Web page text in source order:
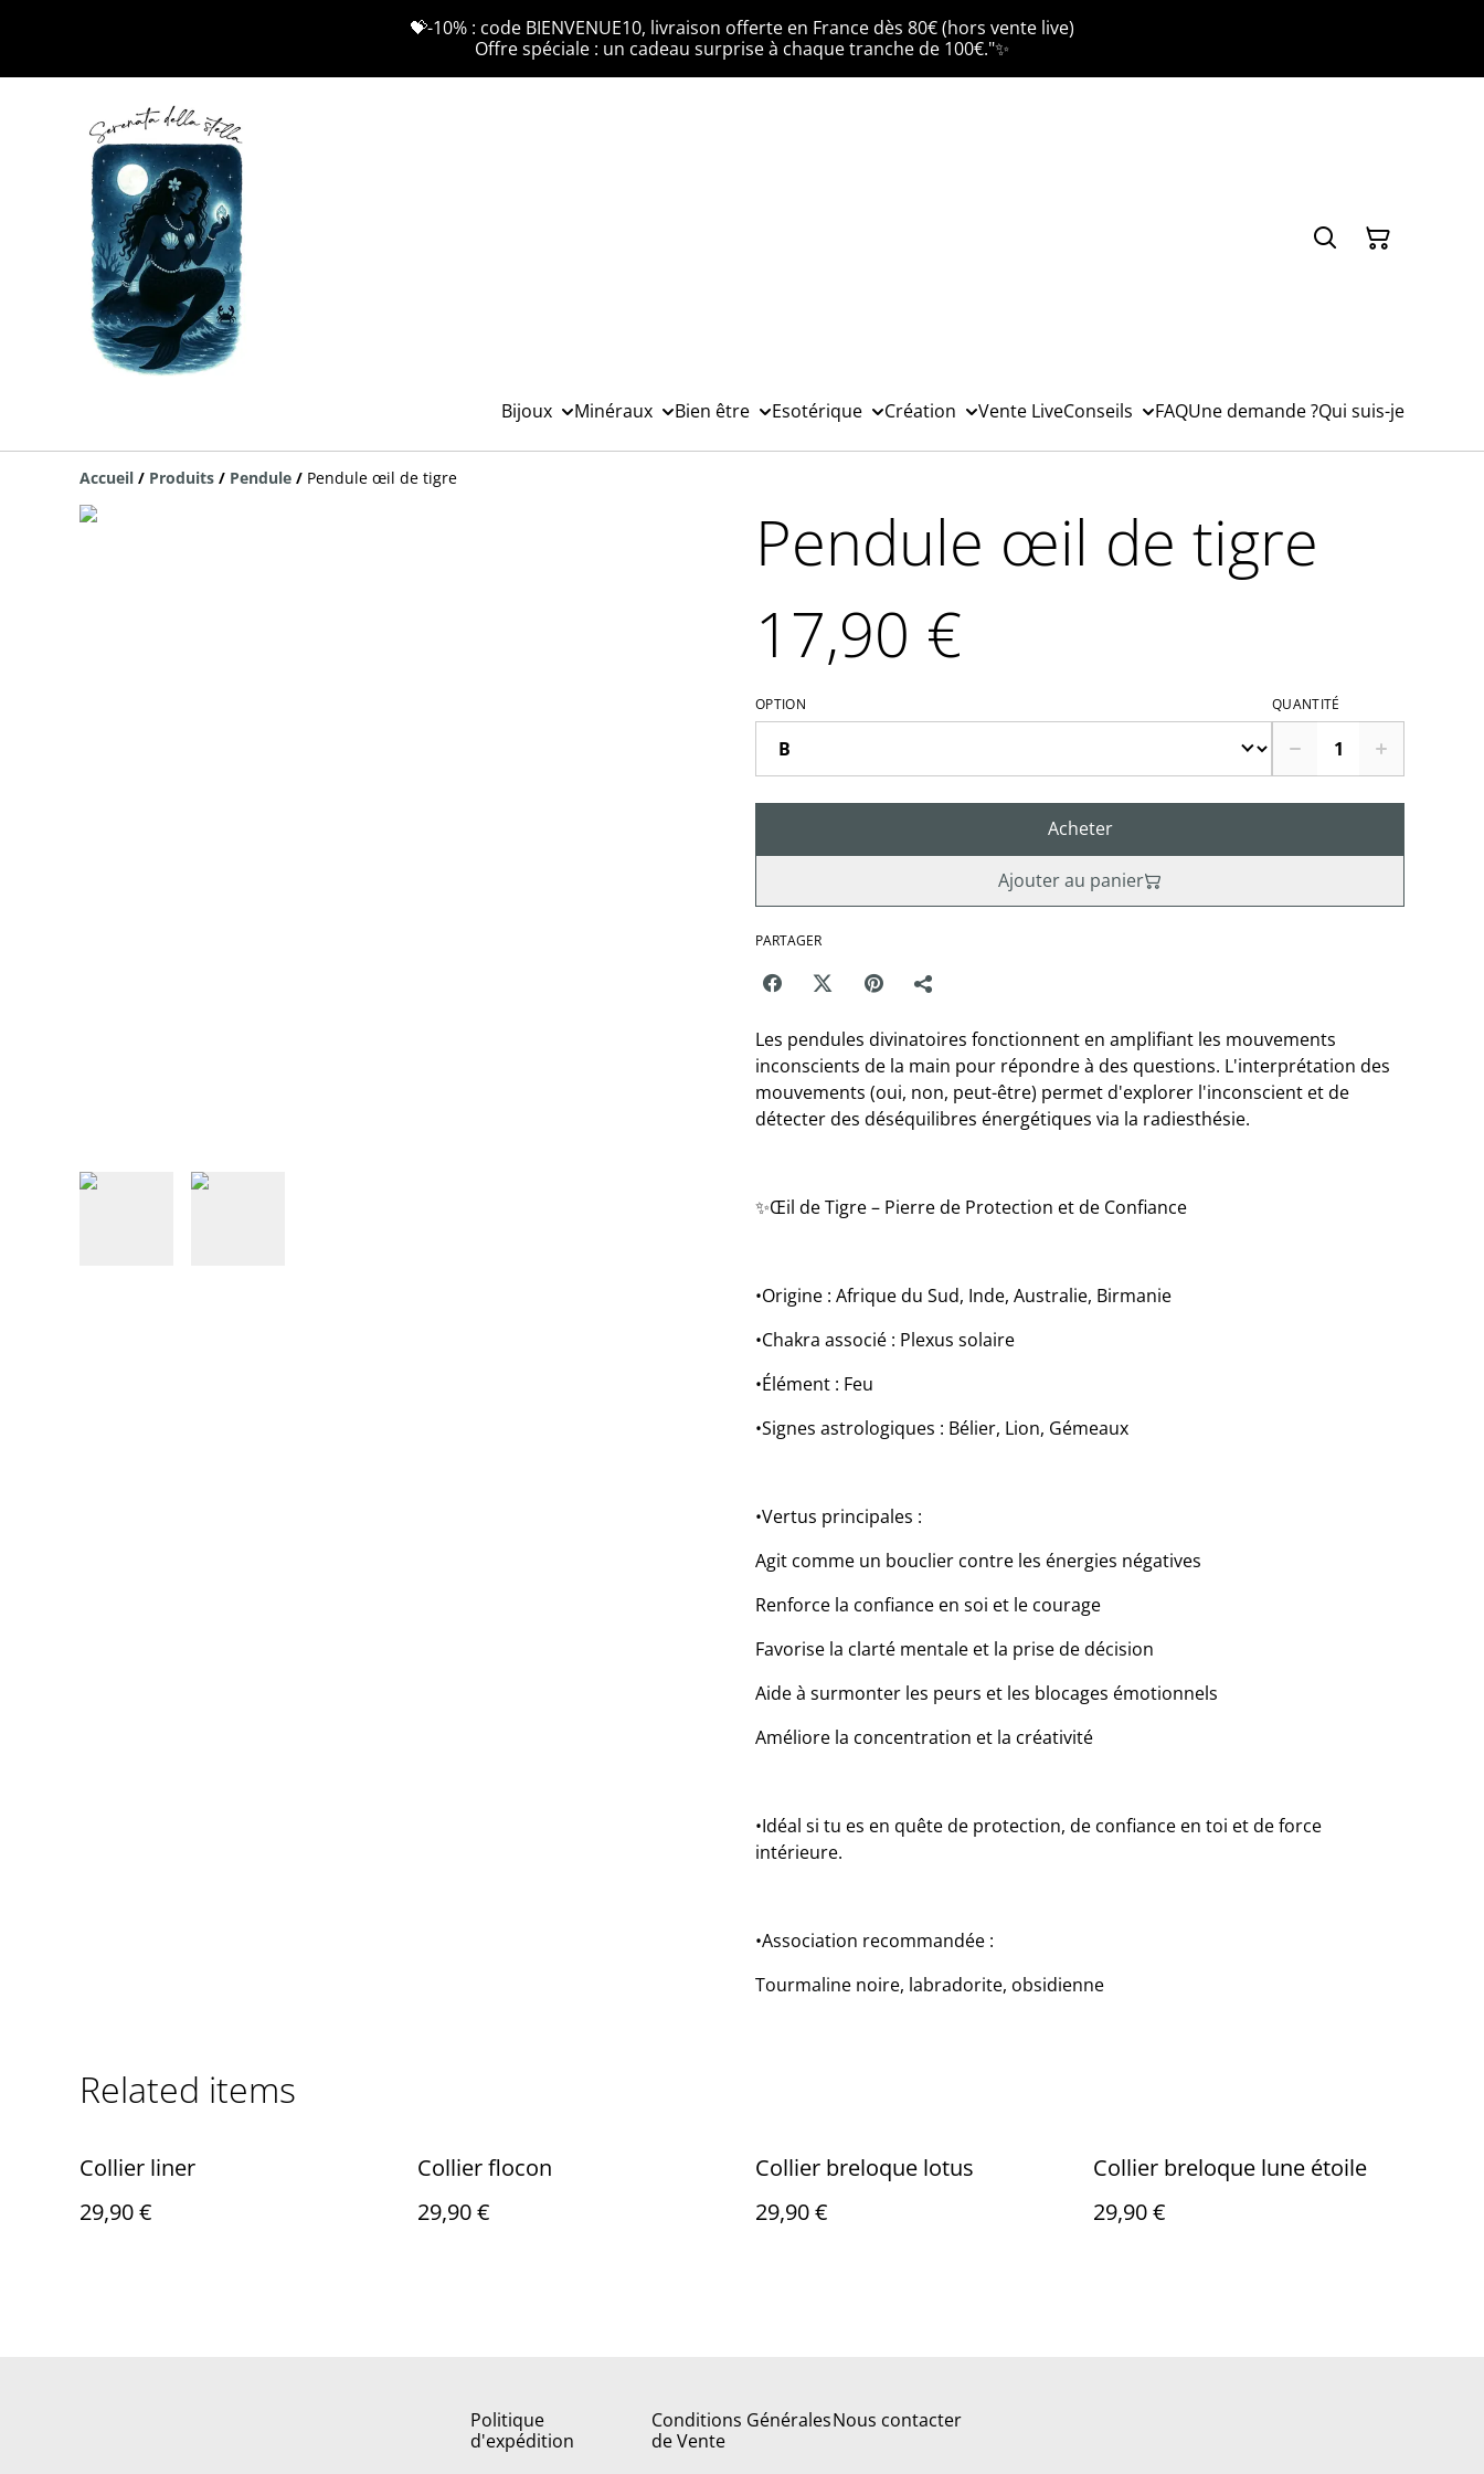
💝-10% : code BIENVENUE10, livraison offerte en France dès 80€ (hors vente live)
Offre spéciale : un cadeau surprise à chaque tranche de 100€."✨
Bijoux Minéraux Bien être Esotérique Création Vente LiveConseils FAQUne demande ?Qui suis-je
Accueil / Produits / Pendule / Pendule œil de tigre
Pendule œil de tigre
17,90 €
OPTION QUANTITÉ
Acheter
Ajouter au panier
PARTAGER
Les pendules divinatoires fonctionnent en amplifiant les mouvements
inconscients de la main pour répondre à des questions. L'interprétation des
mouvements (oui, non, peut-être) permet d'explorer l'inconscient et de
détecter des déséquilibres énergétiques via la radiesthésie.
✨Œil de Tigre – Pierre de Protection et de Confiance
•Origine : Afrique du Sud, Inde, Australie, Birmanie
•Chakra associé : Plexus solaire
•Élément : Feu
•Signes astrologiques : Bélier, Lion, Gémeaux
•Vertus principales :
Agit comme un bouclier contre les énergies négatives
Renforce la confiance en soi et le courage
Favorise la clarté mentale et la prise de décision
Aide à surmonter les peurs et les blocages émotionnels
Améliore la concentration et la créativité
•Idéal si tu es en quête de protection, de confiance en toi et de force
intérieure.
•Association recommandée :
Tourmaline noire, labradorite, obsidienne
Related items
Collier liner
29,90 €
Collier flocon
29,90 €
Collier breloque lotus
29,90 €
Collier breloque lune étoile
29,90 €
Politique
d'expédition
Conditions Générales
de Vente
Nous contacter